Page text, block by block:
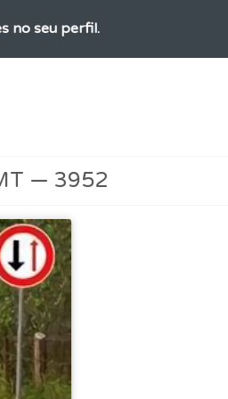
no seu perfil.
ir a exame.
a como favorita.
aos testes mais rapidamente.
— 3952